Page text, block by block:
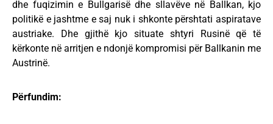
dhe fuqizimin e Bullgarisë dhe sllavëve në Ballkan, kjo
politikë e jashtme e saj nuk i shkonte përshtati aspiratave
austriake. Dhe gjithë kjo situate shtyri Rusinë që të
kërkonte në arritjen e ndonjë kompromisi për Ballkanin me
Austrinë.
Përfundim: